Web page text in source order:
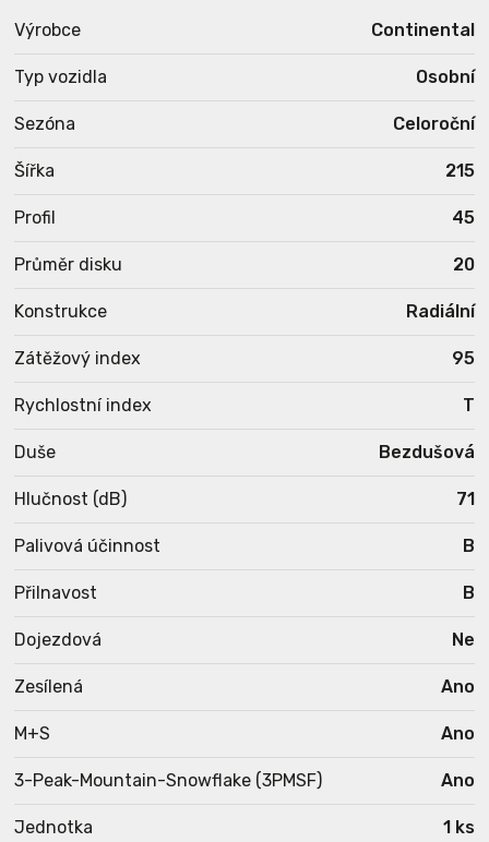
Výrobce Continental
Typ vozidla Osobní
Sezóna Celoroční
Šířka 215
Profil 45
Průměr disku 20
Konstrukce Radiální
Zátěžový index 95
Rychlostní index T
Duše Bezdušová
Hlučnost (dB) 71
Palivová účinnost B
Přilnavost B
Dojezdová Ne
Zesílená Ano
M+S Ano
3-Peak-Mountain-Snowflake (3PMSF) Ano
Jednotka 1 ks